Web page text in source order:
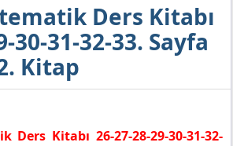
Ders Kitabı
30-31-32-33. Sayfa
Kitap
Ders Kitabı 26-27-28-29-30-31-32-